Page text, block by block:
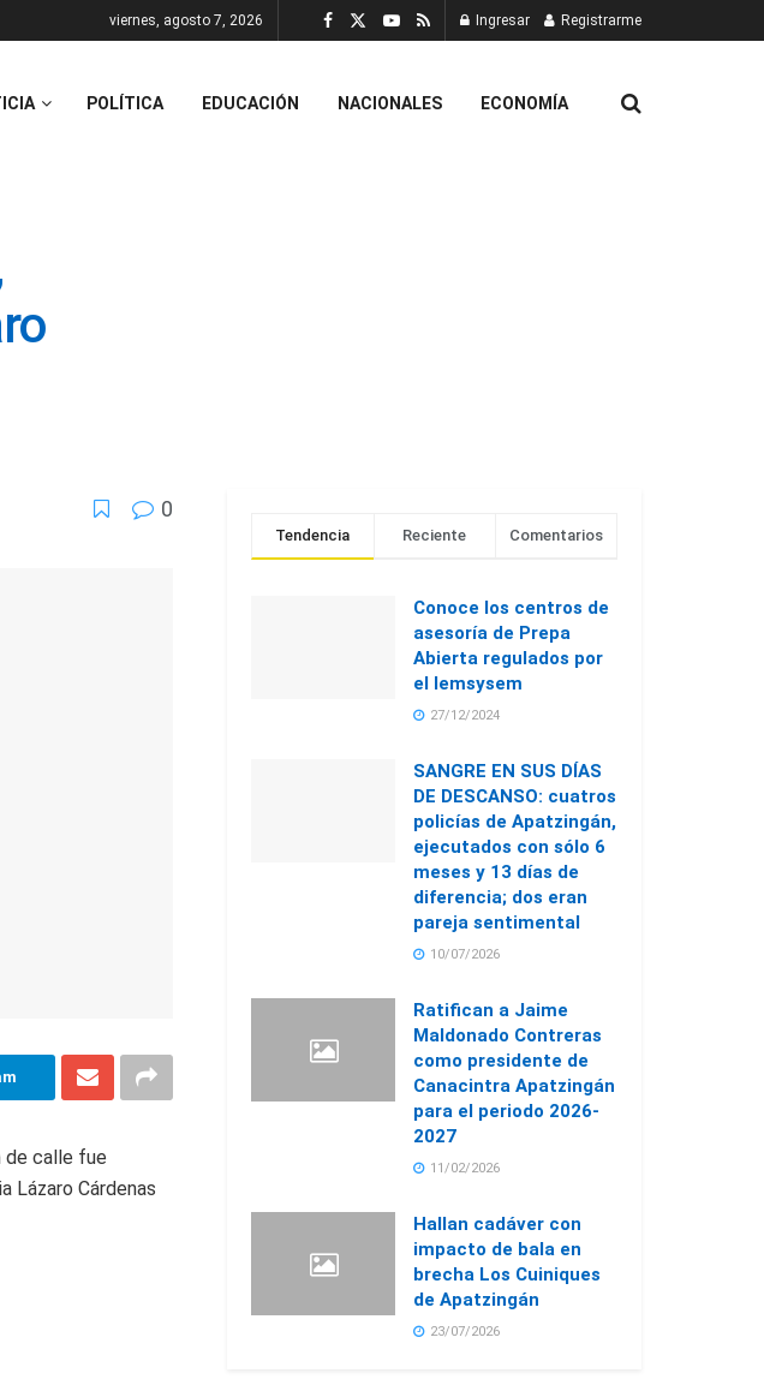
viernes, agosto 7, 2026 Ingresar Registrarme
POLÍTICA EDUCACIÓN NACIONALES ECONOMÍA
0
de calle fue
Lázaro Cárdenas
Tendencia Reciente Comentarios
Conoce los centros de
asesoría de Prepa
Abierta regulados por
el Iemsysem
27/12/2024
SANGRE EN SUS DÍAS
DE DESCANSO: cuatros
policías de Apatzingán,
ejecutados con sólo 6
meses y 13 días de
diferencia; dos eran
pareja sentimental
10/07/2026
Ratifican a Jaime
Maldonado Contreras
como presidente de
Canacintra Apatzingán
para el periodo 2026-
2027
11/02/2026
Hallan cadáver con
impacto de bala en
brecha Los Cuiniques
de Apatzingán
23/07/2026